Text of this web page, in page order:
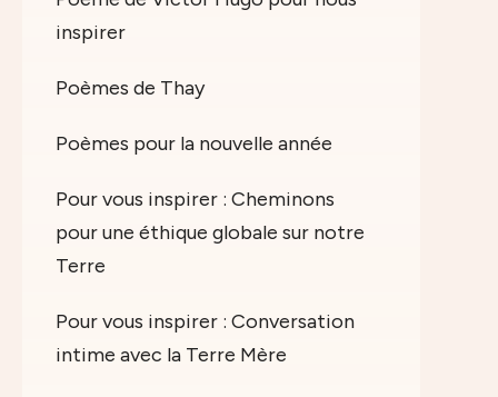
inspirer
Poèmes de Thay
Poèmes pour la nouvelle année
Pour vous inspirer : Cheminons
pour une éthique globale sur notre
Terre
Pour vous inspirer : Conversation
intime avec la Terre Mère